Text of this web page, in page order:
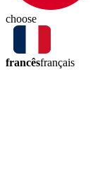
choose
francêsfrançais